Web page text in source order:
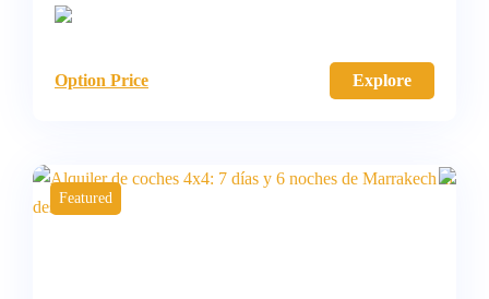
Option Price Explore
Featured